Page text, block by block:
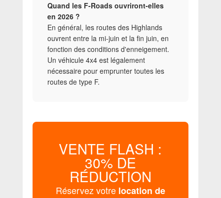
Quand les F-Roads ouvriront-elles
en 2026 ?
En général, les routes des Highlands
ouvrent entre la mi-juin et la fin juin, en
fonction des conditions d'enneigement.
Un véhicule 4x4 est légalement
nécessaire pour emprunter toutes les
routes de type F.
VENTE FLASH :
30% DE
RÉDUCTION
Réservez votre location de